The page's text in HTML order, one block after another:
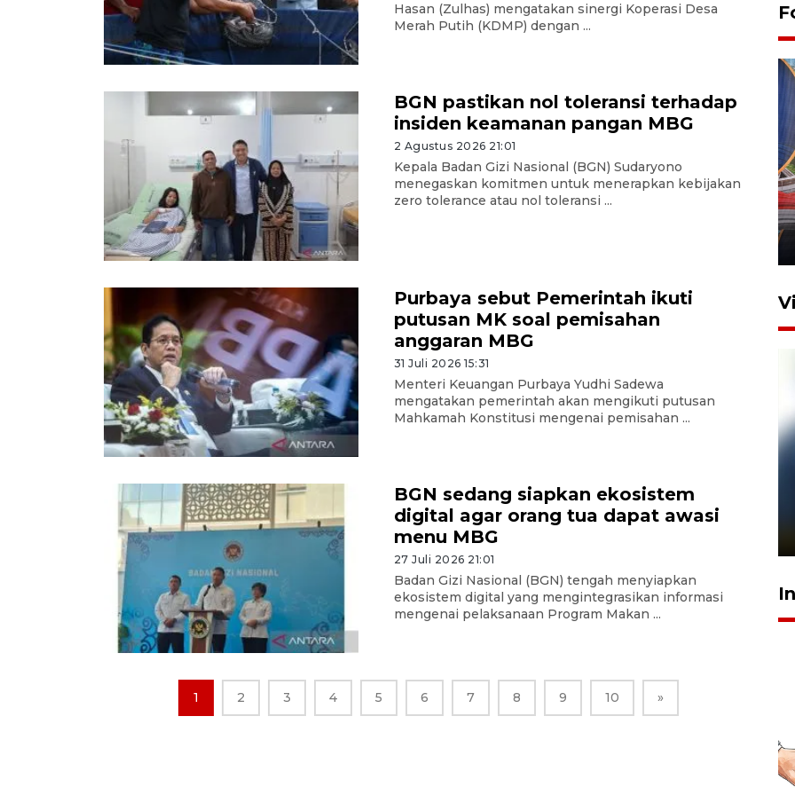
Hasan (Zulhas) mengatakan sinergi Koperasi Desa
Merah Putih (KDMP) dengan ...
BGN pastikan nol toleransi terhadap
insiden keamanan pangan MBG
2 Agustus 2026 21:01
Kepala Badan Gizi Nasional (BGN) Sudaryono
menegaskan komitmen untuk menerapkan kebijakan
zero tolerance atau nol toleransi ...
Purbaya sebut Pemerintah ikuti
putusan MK soal pemisahan
anggaran MBG
31 Juli 2026 15:31
Menteri Keuangan Purbaya Yudhi Sadewa
mengatakan pemerintah akan mengikuti putusan
Mahkamah Konstitusi mengenai pemisahan ...
BGN sedang siapkan ekosistem
digital agar orang tua dapat awasi
menu MBG
27 Juli 2026 21:01
Badan Gizi Nasional (BGN) tengah menyiapkan
ekosistem digital yang mengintegrasikan informasi
mengenai pelaksanaan Program Makan ...
1 2 3 4 5 6 7 8 9 10 »
Komisi V DPR tinjau
perlintasan sebidang di
Pelanggan Filaha Farm setia
sampai 8 tahan?
1 Juni 2026 05:47